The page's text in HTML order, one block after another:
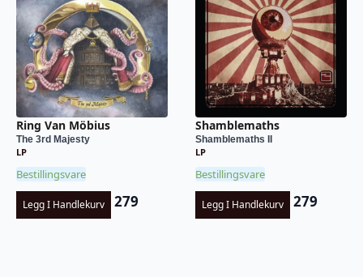
Ring Van Möbius
The 3rd Majesty
LP
Bestillingsvare
Legg I Handlekurv 279
Shamblemaths
Shamblemaths II
LP
Bestillingsvare
Legg I Handlekurv 279